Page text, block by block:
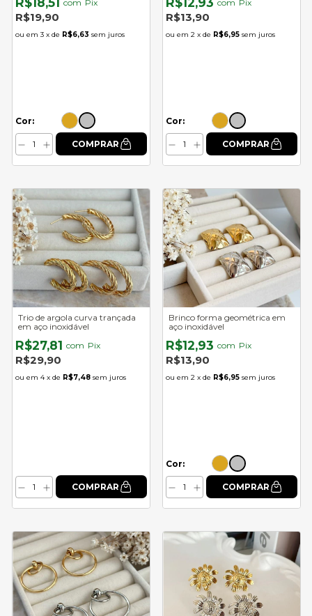
com Pix
R$19,90
3 x de R$6,63 sem juros
Cor:
com Pix
R$13,90
2 x de R$6,95 sem juros
Cor:
Trio de argola curva trançada
em aço inoxidável
R$27,81 com Pix
R$29,90
4 x de R$7,48 sem juros
Brinco forma geométrica em
aço inoxidável
R$12,93 com Pix
R$13,90
2 x de R$6,95 sem juros
Cor: